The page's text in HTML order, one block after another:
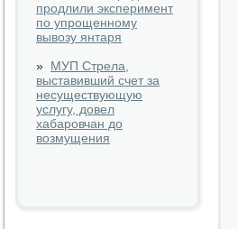
продлили эксперимент
по упрощенному
вывозу янтаря
» МУП Стрела,
выставивший счет за
несуществующую
услугу, довел
хабаровчан до
возмущения